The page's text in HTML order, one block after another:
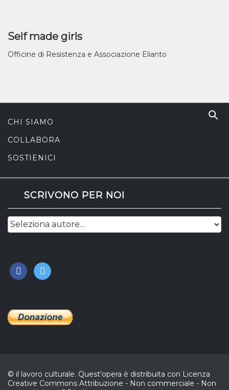
Self made girls
Officine di Resistenza e Associazione Elianto
CHI SIAMO
COLLABORA
SOSTIENICI
SCRIVONO PER NOI
facebook
twitter
© il lavoro culturale. Quest'opera è distribuita con Licenza
Creative Commons Attribuzione - Non commerciale - Non